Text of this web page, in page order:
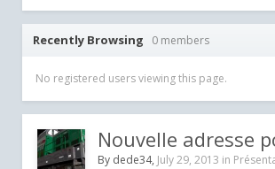
Recently Browsing 0 members
No registered users viewing this page.
Nouvelle adresse
By dede34, July 29, 2013 in